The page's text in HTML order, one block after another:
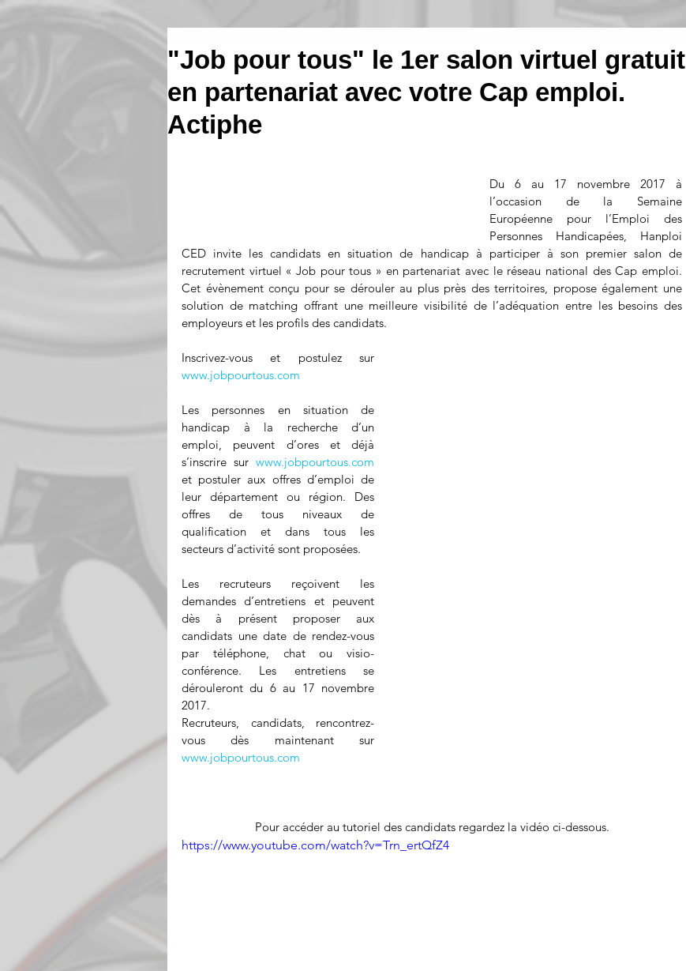
"Job pour tous" le 1er salon virtuel gratuit
en partenariat avec votre Cap emploi.
Actiphe
Du 6 au 17 novembre 2017 à
l’occasion de la Semaine
Européenne pour l’Emploi des
Personnes Handicapées, Hanploi
CED invite les candidats en situation de handicap à participer à son premier salon de
recrutement virtuel « Job pour tous » en partenariat avec le réseau national des Cap emploi.
Cet évènement conçu pour se dérouler au plus près des territoires, propose également une
solution de matching offrant une meilleure visibilité de l’adéquation entre les besoins des
employeurs et les profils des candidats.
www.jobpourtous.com
Les personnes en situation de
handicap à la recherche d’un
emploi, peuvent d’ores et déjà
s’inscrire sur www.jobpourtous.com
et postuler aux offres d’emploi de
leur département ou région. Des
offres de tous niveaux de
qualification et dans tous les
secteurs d’activité sont proposées.
Les recruteurs reçoivent les
demandes d’entretiens et peuvent
dès à présent proposer aux
candidats une date de rendez-vous
par téléphone, chat ou visio-
conférence. Les entretiens se
dérouleront du 6 au 17 novembre
2017.
Recruteurs, candidats, rencontrez-
www.jobpourtous.com
Pour accéder au tutoriel des candidats regardez la vidéo ci-dessous.
https://www.youtube.com/watch?v=Trn_ertQfZ4